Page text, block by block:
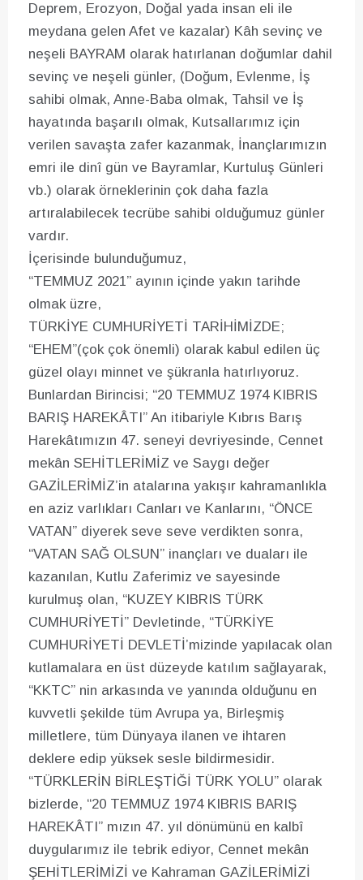
Deprem, Erozyon, Doğal yada insan eli ile
meydana gelen Afet ve kazalar) Kâh sevinç ve
neşeli BAYRAM olarak hatırlanan doğumlar dahil
sevinç ve neşeli günler, (Doğum, Evlenme, İş
sahibi olmak, Anne-Baba olmak, Tahsil ve İş
hayatında başarılı olmak, Kutsallarımız için
verilen savaşta zafer kazanmak, İnançlarımızın
emri ile dinî gün ve Bayramlar, Kurtuluş Günleri
vb.) olarak örneklerinin çok daha fazla
artıralabilecek tecrübe sahibi olduğumuz günler
vardır.
İçerisinde bulunduğumuz,
“TEMMUZ 2021” ayının içinde yakın tarihde
olmak üzre,
TÜRKİYE CUMHURİYETİ TARİHİMİZDE;
“EHEM”(çok çok önemli) olarak kabul edilen üç
güzel olayı minnet ve şükranla hatırlıyoruz.
Bunlardan Birincisi; “20 TEMMUZ 1974 KIBRIS
BARIŞ HAREKÂTI” An itibariyle Kıbrıs Barış
Harekâtımızın 47. seneyi devriyesinde, Cennet
mekân SEHİTLERİMİZ ve Saygı değer
GAZİLERİMİZ’in atalarına yakışır kahramanlıkla
en aziz varlıkları Canları ve Kanlarını, “ÖNCE
VATAN” diyerek seve seve verdikten sonra,
“VATAN SAĞ OLSUN” inançları ve duaları ile
kazanılan, Kutlu Zaferimiz ve sayesinde
kurulmuş olan, “KUZEY KIBRIS TÜRK
CUMHURİYETİ” Devletinde, “TÜRKİYE
CUMHURİYETİ DEVLETİ’mizinde yapılacak olan
kutlamalara en üst düzeyde katılım sağlayarak,
“KKTC” nin arkasında ve yanında olduğunu en
kuvvetli şekilde tüm Avrupa ya, Birleşmiş
milletlere, tüm Dünyaya ilanen ve ihtaren
deklere edip yüksek sesle bildirmesidir.
“TÜRKLERİN BİRLEŞTİĞİ TÜRK YOLU” olarak
bizlerde, “20 TEMMUZ 1974 KIBRIS BARIŞ
HAREKÂTI” mızın 47. yıl dönümünü en kalbî
duygularımız ile tebrik ediyor, Cennet mekân
ŞEHİTLERİMİZİ ve Kahraman GAZİLERİMİZİ